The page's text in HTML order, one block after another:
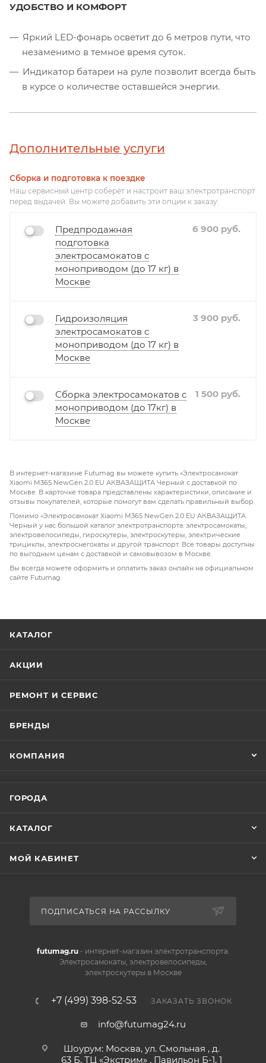
УДОБСТВО И КОМФОРТ
Яркий LED-фонарь осветит до 6 метров пути, что
незаменимо в темное время суток.
Индикатор батареи на руле позволит всегда быть
в курсе о количестве оставшейся энергии.
секунды.
Благодаря специальному приложению Вы
можете настроить функции самоката строго
индивидуально.
Дополнительные услуги
Сборка и подготовка к поездке
Наш сервисный центр соберёт и настроит ваш электротранспорт
перед выдачей. Вы можете добавить эти опции к заказу:
Предпродажная
подготовка
электросамокатов с
моноприводом (до 17 кг) в
Москве
6 900 руб.
Гидроизоляция
электросамокатов с
моноприводом (до 17 кг) в
Москве
3 900 руб.
Сборка электросамокатов с
моноприводом (до 17кг) в
Москве
1 500 руб.
В интернет-магазине Futumag вы можете купить «Электросамокат
Xiaomi M365 NewGen 2.0 EU АКВАЗАЩИТА Черный с доставкой по
Москве. В карточке товара представлены характеристики, описание и
отзывы покупателей, которые помогут вам сделать правильный выбор.
Помимо «Электросамокат Xiaomi M365 NewGen 2.0 EU АКВАЗАЩИТА
Черный у нас большой каталог электротранспорта: электросамокаты,
электровелосипеды, гироскутеры, электроскутеры, электрические
трициклы, электроснегокаты и другой транспорт. Все товары доступны
по выгодным ценам с доставкой и самовывозом в Москве.
Вы всегда можете оформить и оплатить заказ онлайн на официальном
сайте Futumag.
КАТАЛОГ
АКЦИИ
РЕМОНТ И СЕРВИС
БРЕНДЫ
КОМПАНИЯ
ГОРОДА
КАТАЛОГ
МОЙ КАБИНЕТ
ПОДПИСАТЬСЯ НА РАССЫЛКУ
futumag.ru- интернет-магазин электротранспорта.
Электросамокаты, электровелосипеды,
электроскутеры в Москве
+7 (499) 398-52-53 ЗАКАЗАТЬ ЗВОНОК
info@futumag24.ru
Шоурум: Москва, ул. Смольная , д.
63 Б, ТЦ «Экстрим» , Павильон Б-1, 1